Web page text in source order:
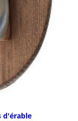
d'érable